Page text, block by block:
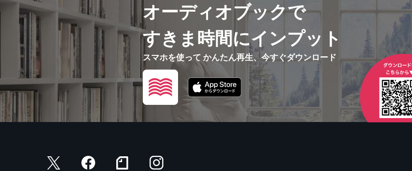
オーディオブックで
すきま時間にインプット
スマホを使って かんたん再生、今すぐダウンロード